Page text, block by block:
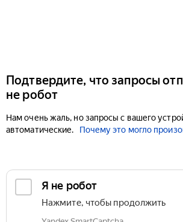
Подтвердите, что запросы
не робот
Нам очень жаль, но запросы с вашего
автоматические.
Почему это могло